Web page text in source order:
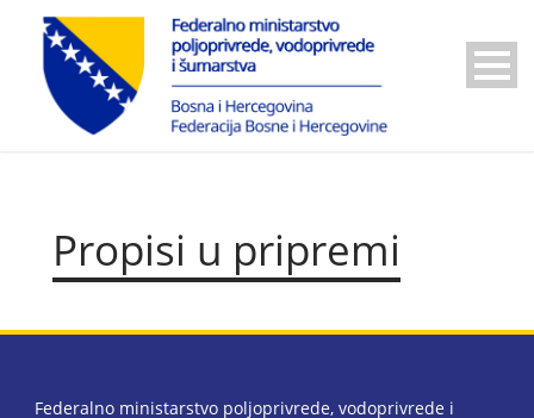
Propisi u pripremi
Federalno ministarstvo poljoprivrede, vodoprivrede i